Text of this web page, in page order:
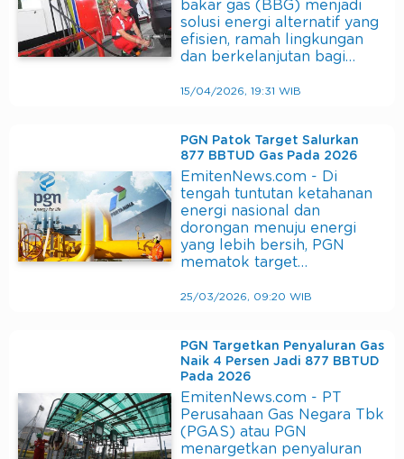
bakar gas (BBG) menjadi
solusi energi alternatif yang
efisien, ramah lingkungan
dan berkelanjutan bagi…
15/04/2026, 19:31 WIB
PGN Patok Target Salurkan
877 BBTUD Gas Pada 2026
EmitenNews.com - Di
tengah tuntutan ketahanan
energi nasional dan
dorongan menuju energi
yang lebih bersih, PGN
mematok target…
25/03/2026, 09:20 WIB
PGN Targetkan Penyaluran Gas
Naik 4 Persen Jadi 877 BBTUD
Pada 2026
EmitenNews.com - PT
Perusahaan Gas Negara Tbk
(PGAS) atau PGN
menargetkan penyaluran